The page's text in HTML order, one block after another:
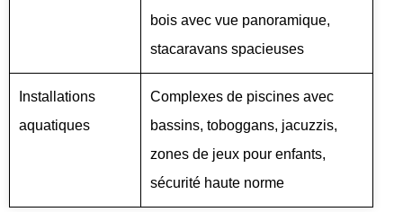
bois avec vue panoramique,
stacaravans spacieuses
Installations
aquatiques
Complexes de piscines avec
bassins, toboggans, jacuzzis,
zones de jeux pour enfants,
sécurité haute norme